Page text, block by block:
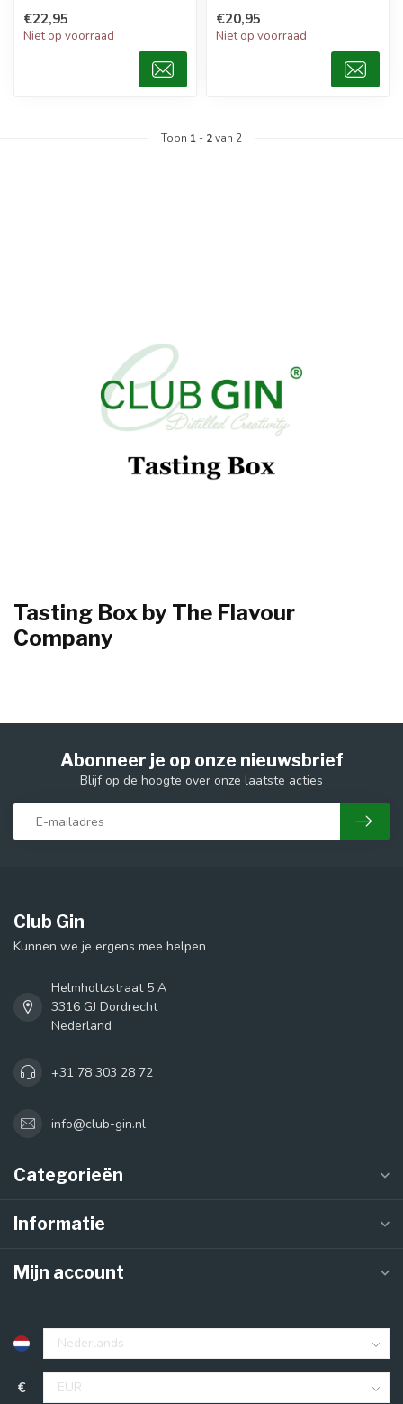
€22,95
Niet op voorraad
€20,95
Niet op voorraad
Toon 1 - 2van 2
Tasting Box by The Flavour
Company
Abonneer je op onze nieuwsbrief
Blijf op de hoogte over onze laatste acties
Club Gin
Kunnen we je ergens mee helpen
Helmholtzstraat 5 A
3316 GJ Dordrecht
Nederland
+31 78 303 28 72
info@club-gin.nl
Categorieën
Informatie
Mijn account
€